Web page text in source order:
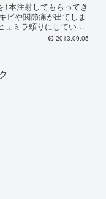
本注射してもらってき
ビや関節痛が出てしま
ュミラ頼りにしていく
状は今のとこ...2013.09.05